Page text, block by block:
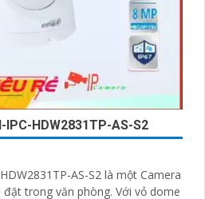
IPC-HDW2831TP-AS-S2
AS-S2 là một Camera
văn phòng. Với vỏ dome